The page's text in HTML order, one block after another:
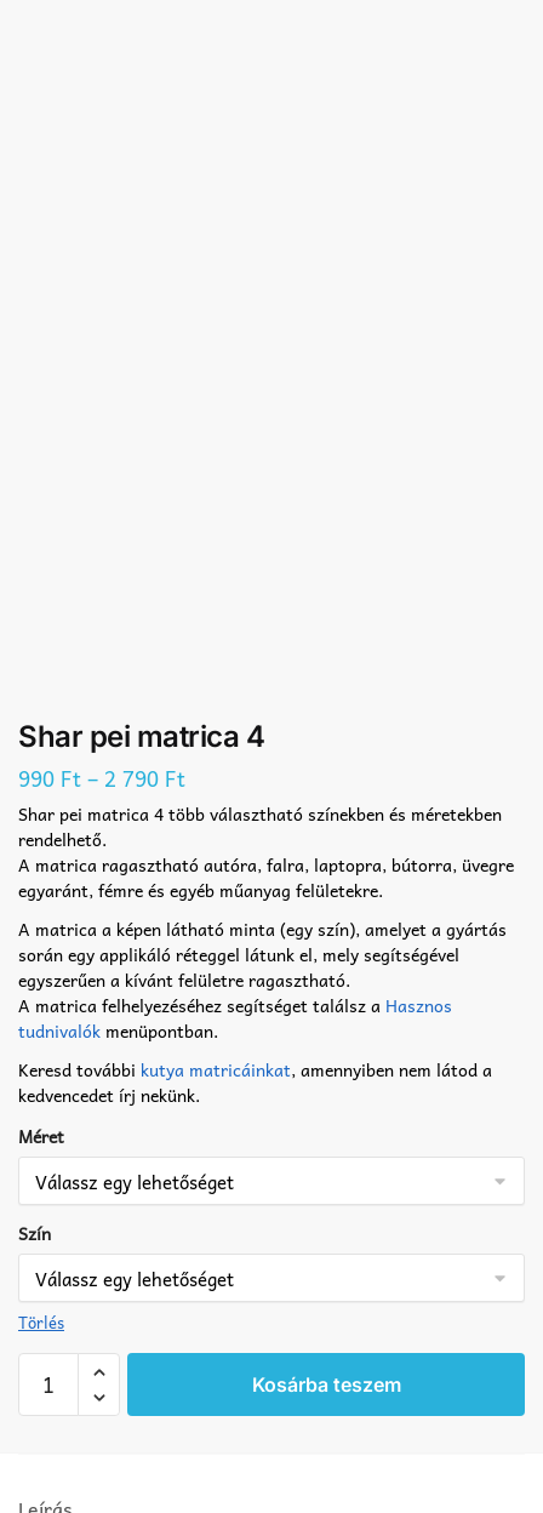
Shar pei matrica 4
990 Ft– 2 790 Ft
Shar pei matrica 4 több választható színekben és méretekben
rendelhető.
A matrica ragasztható autóra, falra, laptopra, bútorra, üvegre
egyaránt, fémre és egyéb műanyag felületekre.
A matrica a képen látható minta (egy szín), amelyet a gyártás
során egy applikáló réteggel látunk el, mely segítségével
egyszerűen a kívánt felületre ragasztható.
A matrica felhelyezéséhez segítséget találsz a Hasznos
tudnivalók menüpontban.
Keresd további kutya matricáinkat, amennyiben nem látod a
kedvencedet írj nekünk.
Méret
Szín
Törlés
matrica
Kosárba teszem